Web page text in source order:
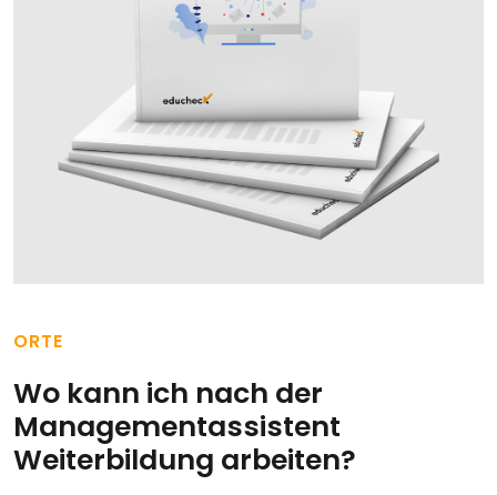
ORTE
Wo kann ich nach der
Managementassistent
Weiterbildung arbeiten?